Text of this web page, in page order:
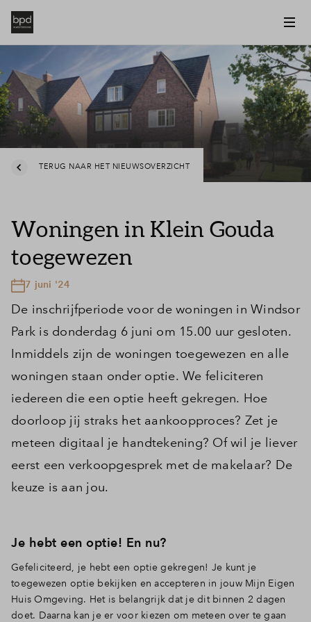
TERUG NAAR HET NIEUWSOVERZICHT
Woningen in Klein Gouda
toegewezen
7 juni '24
De inschrijfperiode voor de woningen in Windsor
Park is donderdag 6 juni om 15.00 uur gesloten.
Inmiddels zijn de woningen toegewezen en alle
woningen staan onder optie. We feliciteren
iedereen die een optie heeft gekregen. Hoe
doorloop jij straks het aankoopproces? Zet je
meteen digitaal je handtekening? Of wil je liever
eerst een verkoopgesprek met de makelaar? De
keuze is aan jou.
Je hebt een optie! En nu?
Gefeliciteerd, je hebt een optie gekregen! Je kunt je
toegewezen optie bekijken en accepteren in jouw Mijn Eigen
Huis Omgeving. Het is belangrijk dat je dit binnen 2 dagen
doet. Daarna kan je er voor kiezen om meteen over te gaan